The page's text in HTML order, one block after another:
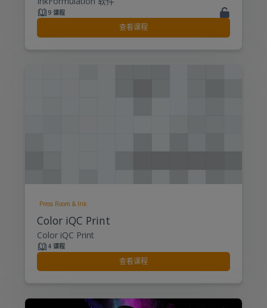
9 课程
查看课程
Press Room & Ink
Color iQC Print
Color iQC Print
4 课程
查看课程